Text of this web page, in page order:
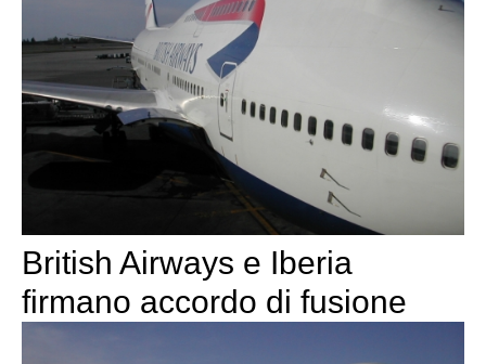
British Airways e Iberia
firmano accordo di fusione